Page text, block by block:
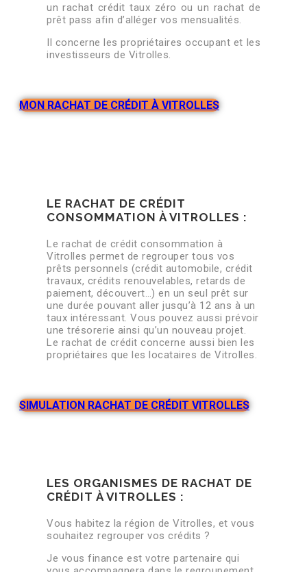
un rachat crédit taux zéro ou un rachat de
prêt pass afin d’alléger vos mensualités.
Il concerne les propriétaires occupant et les
investisseurs de Vitrolles.
MON RACHAT DE CRÉDIT À VITROLLES
LE RACHAT DE CRÉDIT
CONSOMMATION À VITROLLES :
Le rachat de crédit consommation à
Vitrolles permet de regrouper tous vos
prêts personnels (crédit automobile, crédit
travaux, crédits renouvelables, retards de
paiement, découvert…) en un seul prêt sur
une durée pouvant aller jusqu’à 12 ans à un
taux intéressant. Vous pouvez aussi prévoir
une trésorerie ainsi qu’un nouveau projet.
Le rachat de crédit concerne aussi bien les
propriétaires que les locataires de Vitrolles.
SIMULATION RACHAT DE CRÉDIT VITROLLES
LES ORGANISMES DE RACHAT DE
CRÉDIT À VITROLLES :
Vous habitez la région de Vitrolles, et vous
souhaitez regrouper vos crédits ?
Je vous finance est votre partenaire qui